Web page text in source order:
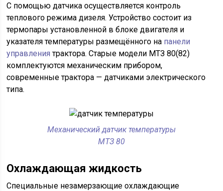
С помощью датчика осуществляется контроль
теплового режима дизеля. Устройство состоит из
термопары установленной в блоке двигателя и
указателя температуры размещённого на панели
управления трактора. Старые модели МТЗ 80(82)
комплектуются механическим прибором,
современные трактора — датчиками электрического
типа.
Механический датчик температуры
МТЗ 80
Охлаждающая жидкость
Специальные незамерзающие охлаждающие